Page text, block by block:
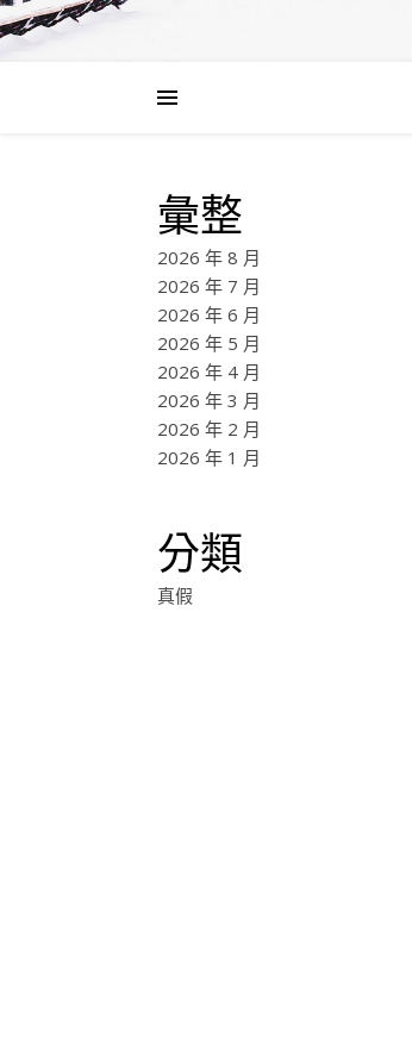
彙整
2026 年 8 月
2026 年 7 月
2026 年 6 月
2026 年 5 月
2026 年 4 月
2026 年 3 月
2026 年 2 月
2026 年 1 月
分類
真假